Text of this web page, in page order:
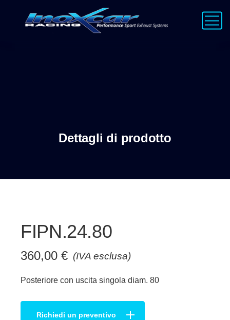
Dettagli di prodotto
FIPN.24.80
(IVA esclusa)
360,00 €
Posteriore con uscita singola diam. 80
Richiedi un preventivo